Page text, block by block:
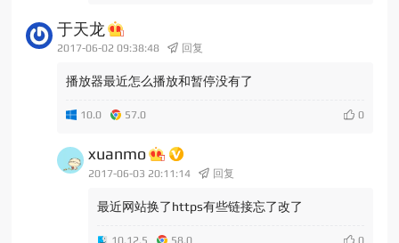
于天龙
2017-06-02 09:38:48 回复
播放器最近怎么播放和暂停没有了
10.0 57.0 0
xuanmo
2017-06-03 20:11:14 回复
最近网站换了https有些链接忘了改了
10.12.5 58.0 0